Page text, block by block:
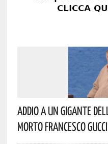
Addio A Un Gigante
Morto Francesco